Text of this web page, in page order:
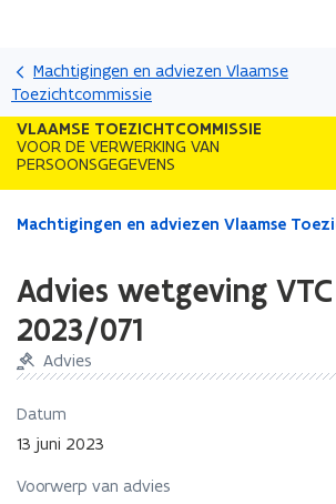
en
de
inhoud
Machtigingen en adviezen Vlaamse
Toezichtcommissie
Zoeken
VLAAMSE TOEZICHTCOMMISSIE
VOOR DE VERWERKING VAN
PERSOONSGEGEVENS
Gedaan
bevindt
zich
op:
Advies
wetgeving
2023/071
Machtigingen en adviezen Vlaamse
Advies wetgeving
2023/071
Advies
Datum
13 juni 2023
Voorwerp van advies